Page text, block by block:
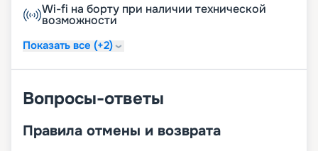
Wi-fi на борту при наличии технической
возможности
Показать все (+2)
Вопросы-ответы
Правила отмены и возврата